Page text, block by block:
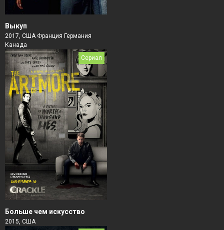
Выкуп
2017, США Франция Германия
Канада
Сериал
Больше чем искусство
2015, США